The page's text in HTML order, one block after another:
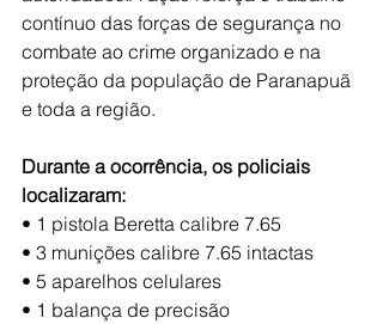
contínuo das forças de segurança no
combate ao crime organizado e na
proteção da população de Paranapuã
e toda a região.
Durante a ocorrência, os policiais
localizaram:
• 1 pistola Beretta calibre 7.65
• 3 munições calibre 7.65 intactas
• 5 aparelhos celulares
• 1 balança de precisão